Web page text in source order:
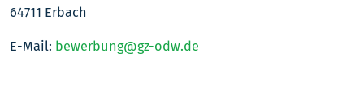
64711 Erbach
E-Mail: bewerbung@gz-odw.de